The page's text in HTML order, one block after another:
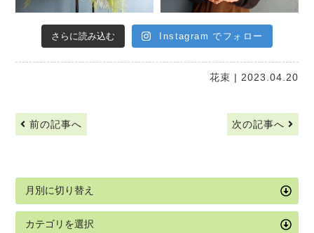
さらに読み込む Instagram でフォロー
花束 | 2023.04.20
前の記事へ 次の記事へ